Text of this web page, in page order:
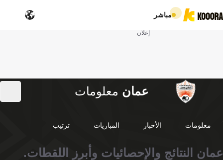
مباشر
إعلان
عمان معلومات
معلومات الأخبار المباريات ترتيب
عمان النتائج والإحصائيات وأبرز اللقطات.